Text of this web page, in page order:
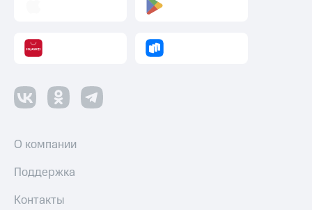
О компании
Поддержка
Контакты